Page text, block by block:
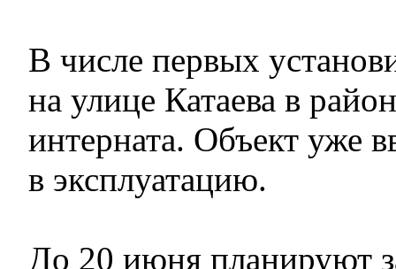
В числе первых
на улице Катаева в
интерната. Объект уже
в эксплуатацию.
До 20 июня планируют